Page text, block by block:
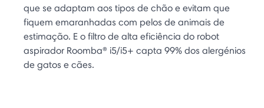
que se adaptam aos tipos de chão e evitam que
fiquem emaranhadas com pelos de animais de
estimação. E o filtro de alta eficiência do robot
aspirador Roomba® i5/i5+ capta 99% dos alergénios
de gatos e cães.